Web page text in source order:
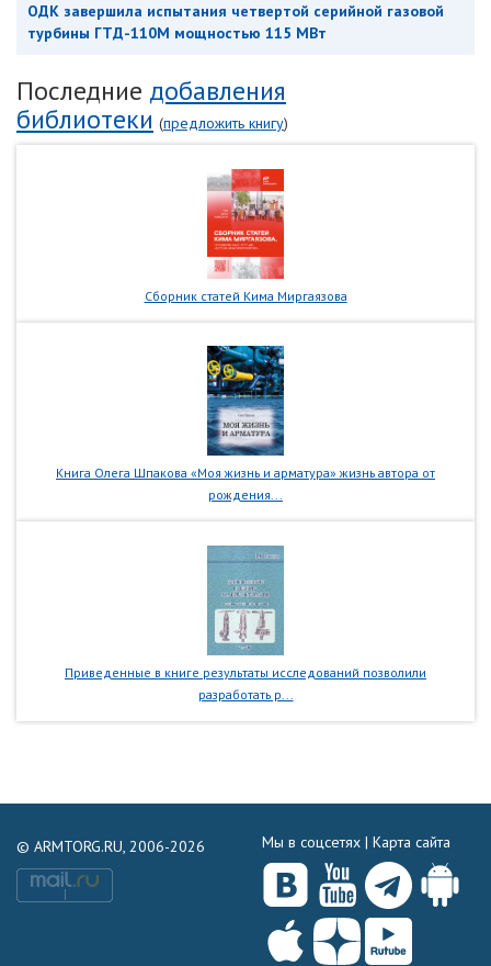
ОДК завершила испытания четвертой серийной газовой
турбины ГТД-110М мощностью 115 МВт
Последние добавления
библиотеки (предложить книгу)
Сборник статей Кима Миргаязова
Книга Олега Шпакова «Моя жизнь и арматура» жизнь автора от
рождения...
Приведенные в книге результаты исследований позволили
разработать р...
© ARMTORG.RU, 2006-2026 Мы в соцсетях | Карта сайта